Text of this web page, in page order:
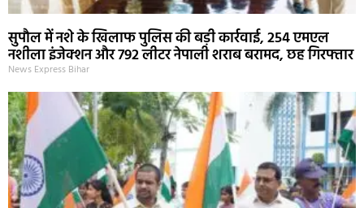
सुपौल में नशे के खिलाफ पुलिस की बड़ी कार्रवाई, 254 एमएल
नशीला इंजेक्शन और 792 लीटर नेपाली शराब बरामद, छह गिरफ्तार
News Express Bihar